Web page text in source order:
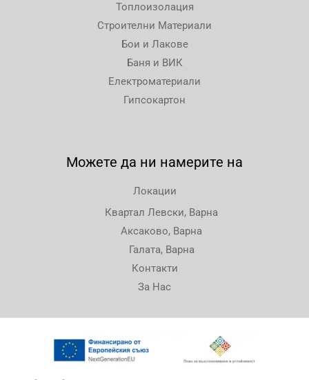
Топлоизолация
Строителни Материали
Бои и Лакове
Баня и ВИК
Електроматериали
Гипсокартон
Можете да ни намерите на
Локации
Квартал Левски, Варна
Аксаково, Варна
Галата, Варна
Контакти
За Нас